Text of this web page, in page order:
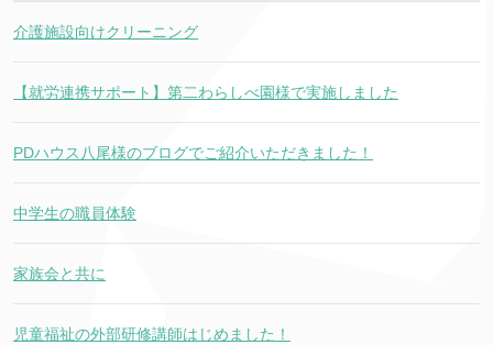
介護施設向けクリーニング
【就労連携サポート】第二わらしべ園様で実施しました
PDハウス八尾様のブログでご紹介いただきました！
中学生の職員体験
家族会と共に
児童福祉の外部研修講師はじめました！